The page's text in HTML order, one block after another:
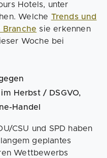
Hotels, unter
Welche Trends und
Branche sie erkennen
Woche bei
Herbst / DSGVO,
Handel
CSU und SPD haben
geplantes
Wettbewerbs